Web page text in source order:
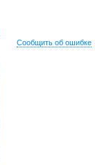
Сообщить об ошибке